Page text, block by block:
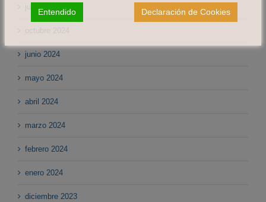
julio 2025
octubre 2024
junio 2024
mayo 2024
abril 2024
marzo 2024
febrero 2024
enero 2024
diciembre 2023
Entendido Declaración de Cookies